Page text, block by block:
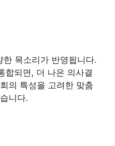
목소리가 반영됩니다.
합되면, 더 나은 의사결
의 특성을 고려한 맞춤
니다.